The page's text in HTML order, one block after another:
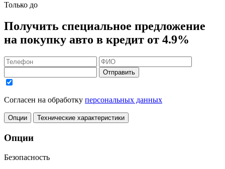
Только до
Получить специальное предложение
на покупку авто в кредит от 4.9%
Отправить
Согласен на обработку персональных данных
Опции Технические характеристики
Опции
Безопасность